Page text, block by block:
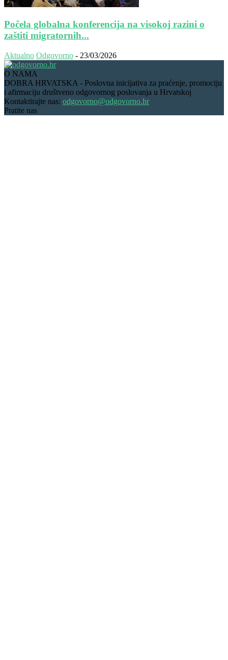
Počela globalna konferencija na visokoj razini o
zaštiti migratornih...
Aktualno Odgovorno - 23/03/2026
O NAMA
DOBRA HRVATSKA - Poslovna inicijativa za praćenje, promociju
i afirmaciju društveno odgovornog poslovanja u Hrvatskoj
Kontaktirajte nas: odgovorno@odgovorno.hr
Pratite nas